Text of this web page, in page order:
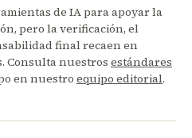
de IA para apoyar la
pero la verificación, el
final recaen en
Consulta nuestros estándares
en nuestro equipo editorial.